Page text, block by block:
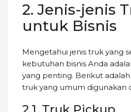
2. Jenis-jenis
untuk Bisnis
Mengetahui jenis truk yang
kebutuhan bisnis Anda
yang penting. Berikut
truk yang umum digunakan